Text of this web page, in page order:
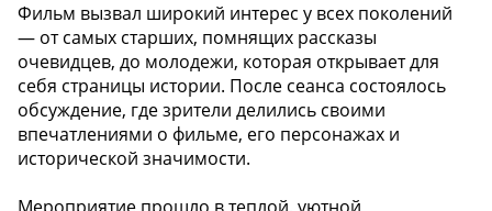
Фильм вызвал широкий интерес у всех поколений
— от самых старших, помнящих рассказы
очевидцев, до молодежи, которая открывает для
себя страницы истории. После сеанса состоялось
обсуждение, где зрители делились своими
впечатлениями о фильме, его персонажах и
исторической значимости.